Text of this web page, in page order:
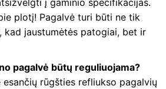
į gaminio specifikacijas.
plotį! Pagalvė turi būti ne tik
kad jaustumėtės patogiai, bet ir
pagalvė būtų reguliuojama?
esančių rūgšties refliukso pagalvių